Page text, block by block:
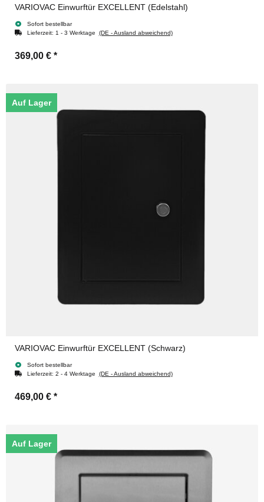
VARIOVAC Einwurftür EXCELLENT (Edelstahl)
Sofort bestellbar
Lieferzeit: 1 - 3 Werktage (DE - Ausland abweichend)
369,00 € *
Auf Lager
VARIOVAC Einwurftür EXCELLENT (Schwarz)
Sofort bestellbar
Lieferzeit: 2 - 4 Werktage (DE - Ausland abweichend)
469,00 € *
Auf Lager